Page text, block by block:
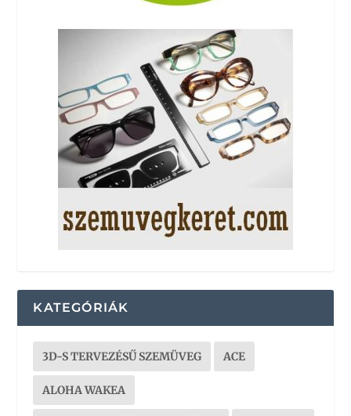
KATEGÓRIÁK
3D-S TERVEZÉSŰ SZEMÜVEG ACE
ALOHA WAKEA